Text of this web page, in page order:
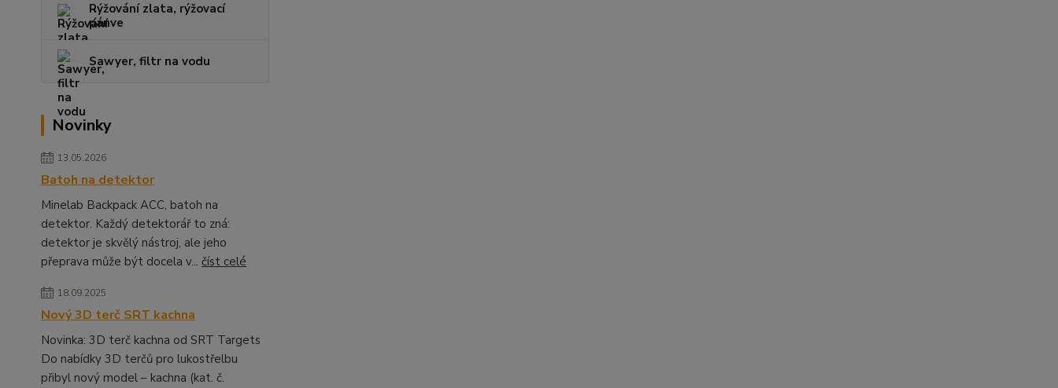
Rýžování zlata, rýžovací
pánve
Sawyer, filtr na vodu
Novinky
13.05.2026
Batoh na detektor
Minelab Backpack ACC, batoh na
detektor. Každý detektorář to zná:
detektor je skvělý nástroj, ale jeho
přeprava může být docela v... číst celé
18.09.2025
Nový 3D terč SRT kachna
Novinka: 3D terč kachna od SRT Targets
Do nabídky 3D terčů pro lukostřelbu
přibyl nový model – kachna (kat. č.